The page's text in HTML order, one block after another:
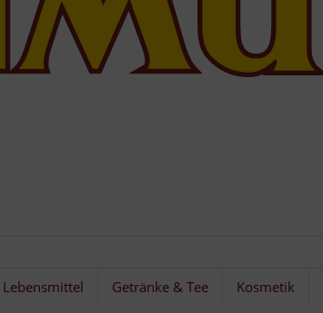
Lebensmittel Getränke & Tee Kosmetik